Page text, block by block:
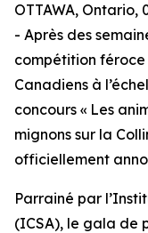
OTTAWA, Ontario,
- Après des
compétition féroce
Canadiens à
concours « Les
mignons sur la
officiellement
Parrainé par
(ICSA), le gala de